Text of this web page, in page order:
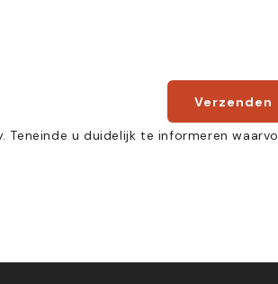
Verzenden
Teneinde u duidelijk te informeren